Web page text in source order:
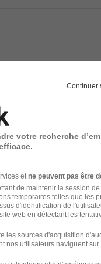
préférée des
à chaque
votre recherche
: Industrie,
égales, toutes
en
Continuer
votre recherche
et ne peuvent pas être
de maintenir la session
temporaires telles que les
d'identification de
web en détectant les
les sources d'acquisition
nos utilisateurs naviguent sur